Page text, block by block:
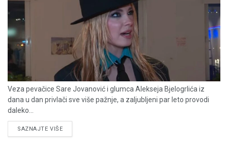
Veza pevačice Sare Jovanović i glumca Alekseja Bjelogrlića iz
dana u dan privlači sve više pažnje, a zaljubljeni par leto provodi
daleko...
SAZNAJTE VIŠEDETAILS